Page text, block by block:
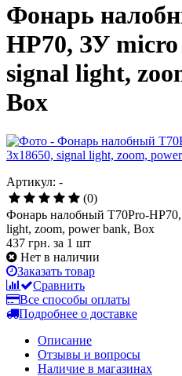
Фонарь
HP70, ЗУ micro
signal light,
Box
Артикул: -
(0)
Фонарь налобный T70Pro-
light, zoom, power bank, Box
437 грн. за 1 шт
Нет в наличии
Заказать товар
Сравнить
Все способы оплаты
Подробнее о доставке
Описание
Отзывы и вопросы
Наличие в магазинах